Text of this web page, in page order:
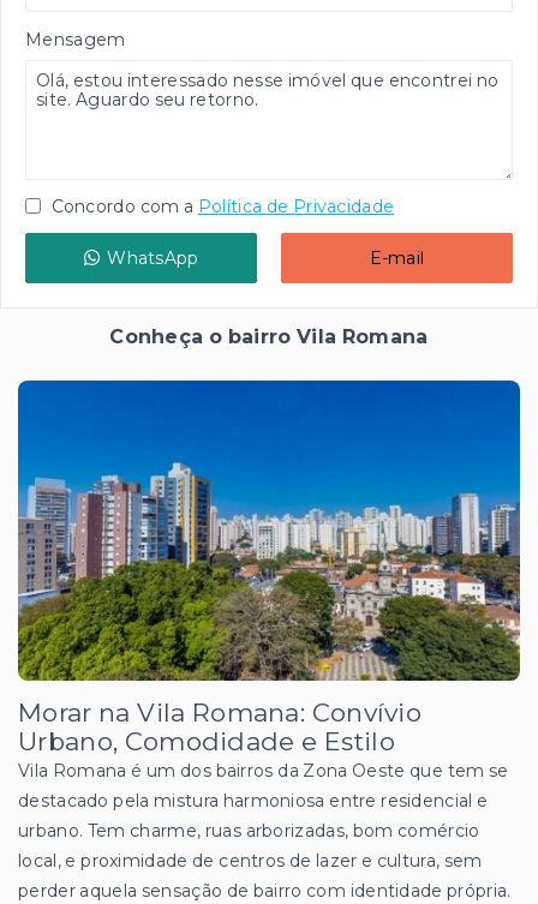
Mensagem
Concordo com a Política de Privacidade
WhatsApp E-mail
Conheça o bairro Vila Romana
Morar na Vila Romana: Convívio
Urbano, Comodidade e Estilo
Vila Romana é um dos bairros da Zona Oeste que tem se
destacado pela mistura harmoniosa entre residencial e
urbano. Tem charme, ruas arborizadas, bom comércio
local, e proximidade de centros de lazer e cultura, sem
perder aquela sensação de bairro com identidade própria.